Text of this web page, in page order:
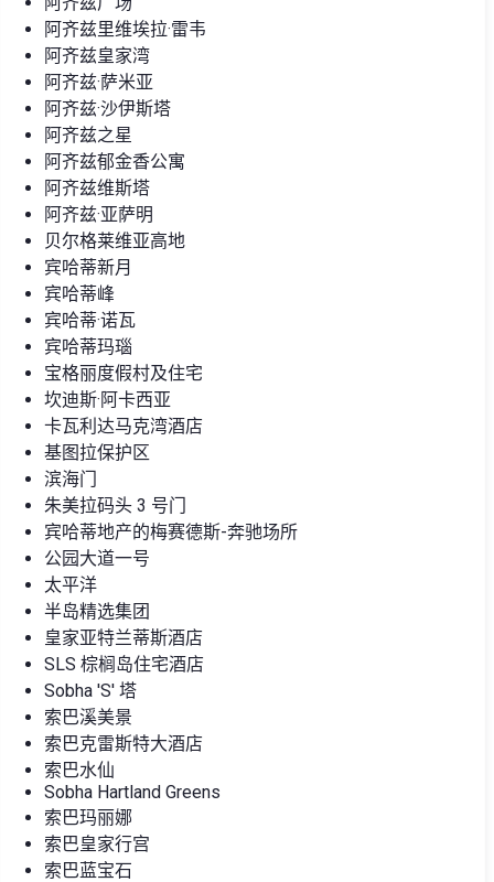
阿齐兹里维埃拉·雷韦
阿齐兹皇家湾
阿齐兹·萨米亚
阿齐兹·沙伊斯塔
阿齐兹之星
阿齐兹郁金香公寓
阿齐兹维斯塔
阿齐兹·亚萨明
贝尔格莱维亚高地
宾哈蒂新月
宾哈蒂峰
宾哈蒂·诺瓦
宾哈蒂玛瑙
宝格丽度假村及住宅
坎迪斯·阿卡西亚
卡瓦利达马克湾酒店
基图拉保护区
滨海门
朱美拉码头 3 号门
宾哈蒂地产的梅赛德斯-奔驰场所
公园大道一号
太平洋
半岛精选集团
皇家亚特兰蒂斯酒店
SLS 棕榈岛住宅酒店
Sobha 'S' 塔
索巴溪美景
索巴克雷斯特大酒店
索巴水仙
Sobha Hartland Greens
索巴玛丽娜
索巴皇家行宫
索巴蓝宝石